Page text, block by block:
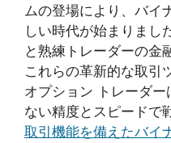
ムの登場により、バイ
しい時代が始まりまし
と熟練トレーダーの金
これらの革新的な取引
オプション トレーダ
ない精度とスピードで
取引機能を備えたバイ